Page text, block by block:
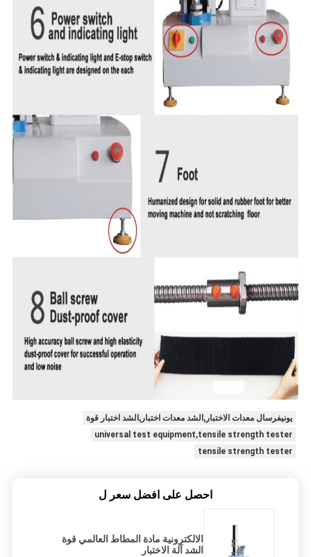
يونيفرسال معدات الاختبار,الشد معدات اختبار,الشد اختبار قوة
universal test equipment,tensile strength tester
tensile strength tester
احصل على افضل سعر ل
الالكترونية مادة المطاط العالمي قوة
الشد آلة الاختبار